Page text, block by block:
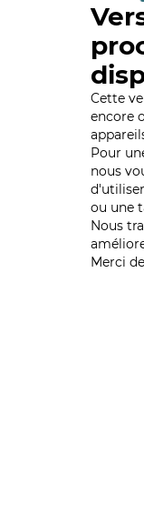
Cette
encore
Pour
nous
ou une
Nous
Merci